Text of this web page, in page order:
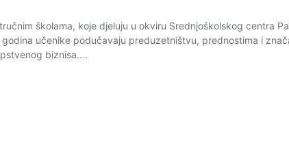
školama, koje djeluju u okviru Srednjoškolskog centra
učenike podučavaju preduzetništvu, prednostima i
biznisa....